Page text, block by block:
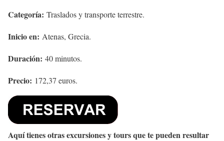
Categoría: Traslados y transporte terrestre.
Inicio en: Atenas, Grecia.
Duración: 40 minutos.
Precio: 172,37 euros.
Aquí tienes otras excursiones y tours que te pueden resultar